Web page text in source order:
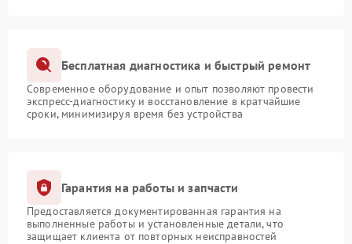
Бесплатная диагностика и быстрый ремонт
Современное оборудование и опыт позволяют провести
экспресс-диагностику и восстановление в кратчайшие
сроки, минимизируя время без устройства
Гарантия на работы и запчасти
Предоставляется документированная гарантия на
выполненные работы и установленные детали, что
защищает клиента от повторных неисправностей